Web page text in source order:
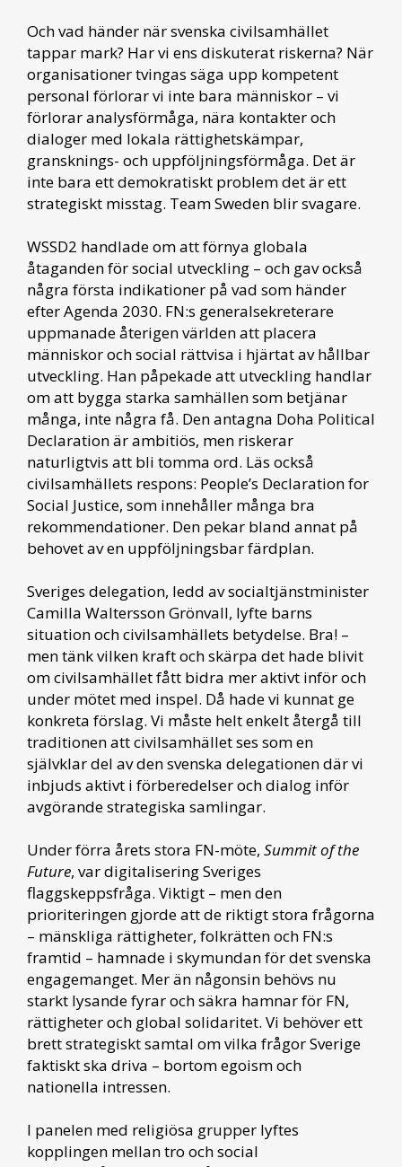
Och vad händer när svenska civilsamhället
tappar mark? Har vi ens diskuterat riskerna? När
organisationer tvingas säga upp kompetent
personal förlorar vi inte bara människor – vi
förlorar analysförmåga, nära kontakter och
dialoger med lokala rättighetskämpar,
gransknings- och uppföljningsförmåga. Det är
inte bara ett demokratiskt problem det är ett
strategiskt misstag. Team Sweden blir svagare.
WSSD2 handlade om att förnya globala
åtaganden för social utveckling – och gav också
några första indikationer på vad som händer
efter Agenda 2030. FN:s generalsekreterare
uppmanade återigen världen att placera
människor och social rättvisa i hjärtat av hållbar
utveckling. Han påpekade att utveckling handlar
om att bygga starka samhällen som betjänar
många, inte några få. Den antagna Doha Political
Declaration är ambitiös, men riskerar
naturligtvis att bli tomma ord. Läs också
civilsamhällets respons: People’s Declaration for
Social Justice, som innehåller många bra
rekommendationer. Den pekar bland annat på
behovet av en uppföljningsbar färdplan.
Sveriges delegation, ledd av socialtjänstminister
Camilla Waltersson Grönvall, lyfte barns
situation och civilsamhällets betydelse. Bra! –
men tänk vilken kraft och skärpa det hade blivit
om civilsamhället fått bidra mer aktivt inför och
under mötet med inspel. Då hade vi kunnat ge
konkreta förslag. Vi måste helt enkelt återgå till
traditionen att civilsamhället ses som en
självklar del av den svenska delegationen där vi
inbjuds aktivt i förberedelser och dialog inför
avgörande strategiska samlingar.
Under förra årets stora FN-möte, Summit of the
Future, var digitalisering Sveriges
flaggskeppsfråga. Viktigt – men den
prioriteringen gjorde att de riktigt stora frågorna
– mänskliga rättigheter, folkrätten och FN:s
framtid – hamnade i skymundan för det svenska
engagemanget. Mer än någonsin behövs nu
starkt lysande fyrar och säkra hamnar för FN,
rättigheter och global solidaritet. Vi behöver ett
brett strategiskt samtal om vilka frågor Sverige
faktiskt ska driva – bortom egoism och
nationella intressen.
I panelen med religiösa grupper lyftes
kopplingen mellan tro och social